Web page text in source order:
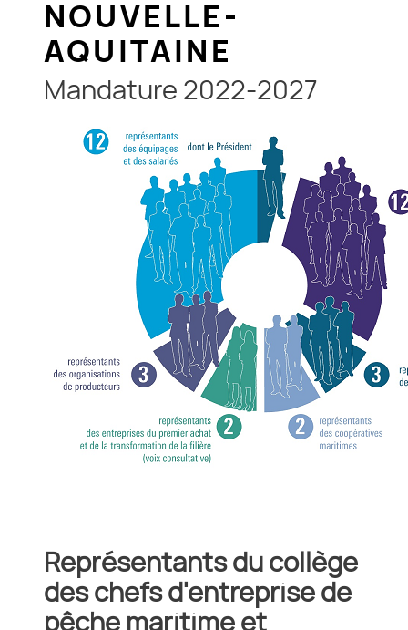
NOUVELLE-
AQUITAINE
Mandature 2022-2027
Représentants du collège
des chefs d'entreprise de
pêche maritime et